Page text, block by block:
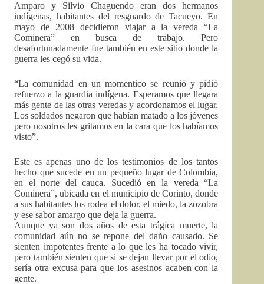
Amparo y Silvio Chaguendo eran dos hermanos
indígenas, habitantes del resguardo de Tacueyo. En
mayo de 2008 decidieron viajar a la vereda “La
Cominera” en busca de trabajo. Pero
desafortunadamente fue también en este sitio donde la
guerra les cegó su vida.
“La comunidad en un momentico se reunió y pidió
refuerzo a la guardia indígena. Esperamos que llegara
más gente de las otras veredas y acordonamos el lugar.
Los soldados negaron que habían matado a los jóvenes
pero nosotros les gritamos en la cara que los habíamos
visto”.
Este es apenas uno de los testimonios de los tantos
hecho que sucede en un pequeño lugar de Colombia,
en el norte del cauca. Sucedió en la vereda “La
Cominera”, ubicada en el municipio de Corinto, donde
a sus habitantes los rodea el dolor, el miedo, la zozobra
y ese sabor amargo que deja la guerra.
Aunque ya son dos años de esta trágica muerte, la
comunidad aún no se repone del daño causado. Se
sienten impotentes frente a lo que les ha tocado vivir,
pero también sienten que si se dejan llevar por el odio,
sería otra excusa para que los asesinos acaben con la
gente.